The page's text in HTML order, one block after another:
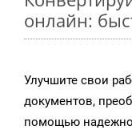
онлайн:
Улучшите свои
документов,
помощью